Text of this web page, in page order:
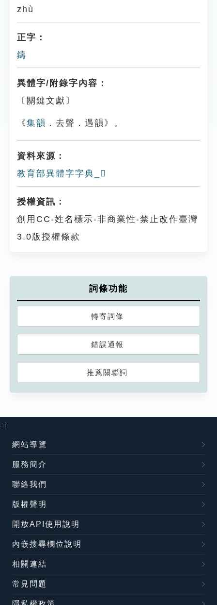
zhù
正字：
鑄
異體字/附錄字內容：
〔關鍵文獻〕
《集韻 ．去聲．遇韻》。
資料來源：
教育部異體字字典_𤎧
授權資訊：
創用CC-姓名標示-非商業性-禁止改作臺灣
3.0版授權條款
詞條功能
轉寄詞條
錯誤通報
推薦關聯詞
:::
網站導覽
服務簡介
聯絡我們
版權聲明
開放API使用說明
內嵌搜尋欄位說明
相關連結
常見問題